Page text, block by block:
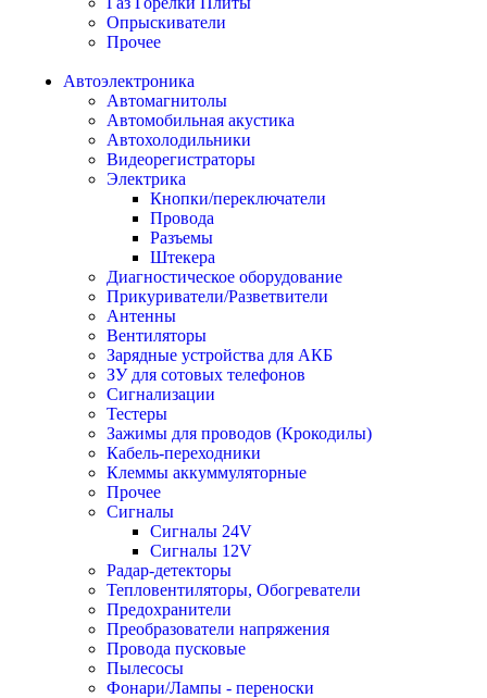
Опрыскиватели
Прочее
Автоэлектроника
Автомагнитолы
Автомобильная акустика
Автохолодильники
Видеорегистраторы
Электрика
Кнопки/переключатели
Провода
Разъемы
Штекера
Диагностическое оборудование
Прикуриватели/Разветвители
Антенны
Вентиляторы
Зарядные устройства для АКБ
ЗУ для сотовых телефонов
Сигнализации
Тестеры
Зажимы для проводов (Крокодилы)
Кабель-переходники
Клеммы аккуммуляторные
Прочее
Сигналы
Сигналы 24V
Сигналы 12V
Радар-детекторы
Тепловентиляторы, Обогреватели
Предохранители
Преобразователи напряжения
Провода пусковые
Пылесосы
Фонари/Лампы - переноски